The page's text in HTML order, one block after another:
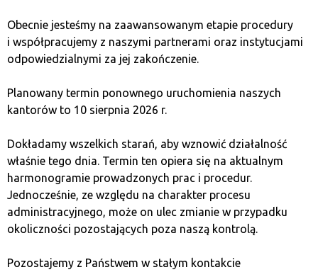
pełną transparentność.
Związek z giełdą Bitfinex – Tether Ltd. jest ściśle
związany z giełdą kryptowalut Bitfinex, co
do manipulacji rynkiem kryptowalut. W przeszłości
były podejrzenia, że nowe emisje Tethera były
kryptowalut.
Regulacje prawne – wiele krajów i instytucji
finansowych wyrażało obawy, że Tether może być
używany do obchodzenia regulacji finansowych,
zwłaszcza w kwestii przeciwdziałania praniu
pieniędzy. W związku z tym, Tether i jego emitent
Obecnie jesteśmy na zaawansowanym etapie procedury
i współpracujemy z naszymi partnerami oraz instytucjami
odpowiedzialnymi za jej zakończenie.
Planowany termin ponownego uruchomienia naszych
kantorów to 10 sierpnia 2026 r.
Dokładamy wszelkich starań, aby wznowić działalność
właśnie tego dnia. Termin ten opiera się na aktualnym
harmonogramie prowadzonych prac i procedur.
Jednocześnie, ze względu na charakter procesu
administracyjnego, może on ulec zmianie w przypadku
okoliczności pozostających poza naszą kontrolą.
Pozostajemy z Państwem w stałym kontakcie